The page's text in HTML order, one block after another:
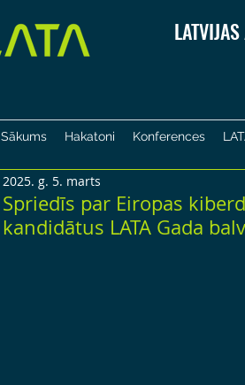
Sākums Hakatoni Konferences
Spriedīs par Eiropas
kandidātus LATA Gada
2025. g. 5. marts